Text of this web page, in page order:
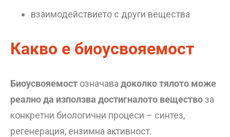
взаимодействието с други вещества
Какво е биоусвояемост
Биоусвояемост означава доколко тялото може
реално да използва достигналото веществоза
конкретни биологични процеси – синтез,
регенерация, ензимна активност.